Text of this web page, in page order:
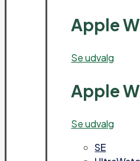
Apple
Se udvalg
Apple
Se udvalg
SE